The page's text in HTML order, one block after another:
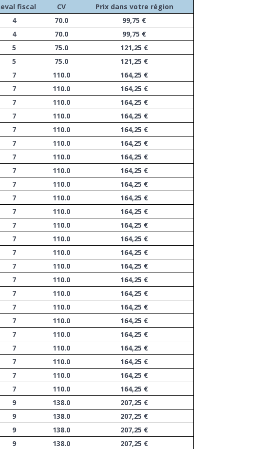
fiscal CV
Prix dans votre région
4 70.0
99,75 €
4 70.0
99,75 €
5 75.0
121,25 €
5 75.0
121,25 €
7 110.0
164,25 €
7 110.0
164,25 €
7 110.0
164,25 €
7 110.0
164,25 €
7 110.0
164,25 €
7 110.0
164,25 €
7 110.0
164,25 €
7 110.0
164,25 €
7 110.0
164,25 €
7 110.0
164,25 €
7 110.0
164,25 €
7 110.0
164,25 €
7 110.0
164,25 €
7 110.0
164,25 €
7 110.0
164,25 €
7 110.0
164,25 €
7 110.0
164,25 €
7 110.0
164,25 €
7 110.0
164,25 €
7 110.0
164,25 €
7 110.0
164,25 €
7 110.0
164,25 €
7 110.0
164,25 €
7 110.0
164,25 €
9 138.0
207,25 €
9 138.0
207,25 €
9 138.0
207,25 €
9 138.0
207,25 €